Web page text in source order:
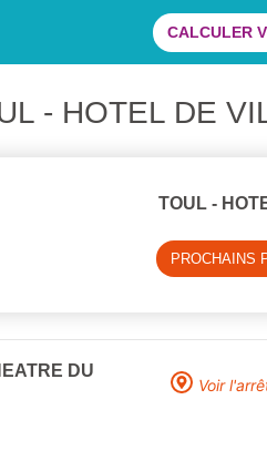
CALCULER
- HOTEL DE
TOUL -
PROCHAINS
DU
Voir